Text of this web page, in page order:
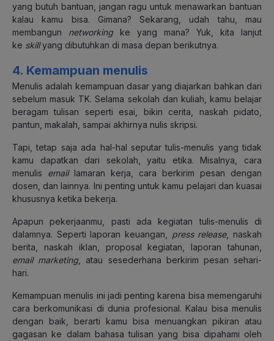
yang butuh bantuan, jangan ragu untuk menawarkan bantuan
kalau kamu bisa. Gimana? Sekarang, udah tahu, mau
membangun networking ke yang mana? Yuk, kita lanjut
ke skillyang dibutuhkan di masa depan berikutnya.
4. Kemampuan menulis
Menulis adalah kemampuan dasar yang diajarkan bahkan dari
sebelum masuk TK. Selama sekolah dan kuliah, kamu belajar
beragam tulisan seperti esai, bikin cerita, naskah pidato,
pantun, makalah, sampai akhirnya nulis skripsi.
Tapi, tetap saja ada hal-hal seputar tulis-menulis yang tidak
kamu dapatkan dari sekolah, yaitu etika. Misalnya, cara
menulis emaillamaran kerja, cara berkirim pesan dengan
dosen, dan lainnya. Ini penting untuk kamu pelajari dan kuasai
khususnya ketika bekerja.
Apapun pekerjaanmu, pasti ada kegiatan tulis-menulis di
dalamnya. Seperti laporan keuangan, press release, naskah
berita, naskah iklan, proposal kegiatan, laporan tahunan,
email marketing , atau sesederhana berkirim pesan sehari-
hari.
Kemampuan menulis ini jadi penting karena bisa memengaruhi
cara berkomunikasi di dunia profesional. Kalau bisa menulis
dengan baik, berarti kamu bisa menuangkan pikiran atau
gagasan ke dalam bahasa tulisan yang bisa dipahami oleh